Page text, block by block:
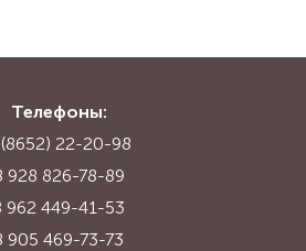
Телефоны:
22-20-98
928 826-78-89
962 449-41-53
905 469-73-73